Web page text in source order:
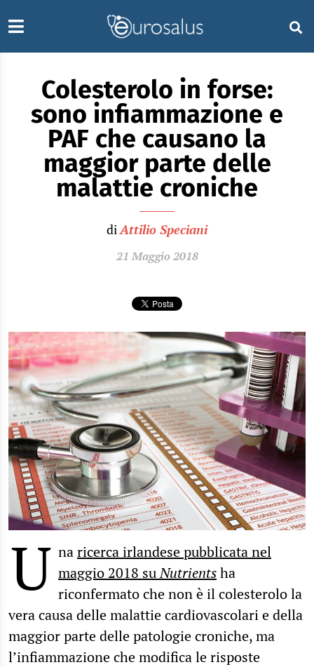
Colesterolo in forse:
sono infiammazione e
PAF che causano la
maggior parte delle
malattie croniche
diAttilio Speciani
21 Maggio 2018
U naricerca irlandese pubblicata nel
maggio 2018 suNutrientsha
riconfermato che non è il colesterolo la
vera causa delle malattie cardiovascolari e della
maggior parte delle patologie croniche, ma
l’infiammazione che modifica le risposte